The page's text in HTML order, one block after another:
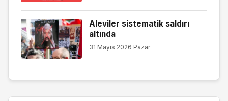
Aleviler sistematik saldırı
altında
31 Mayıs 2026 Pazar